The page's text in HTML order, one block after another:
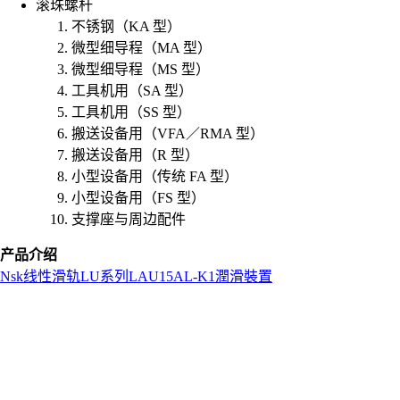
滚珠螺杆
不锈钢（KA 型）
微型细导程（MA 型）
微型细导程（MS 型）
工具机用（SA 型）
工具机用（SS 型）
搬送设备用（VFA／RMA 型）
搬送设备用（R 型）
小型设备用（传统 FA 型）
小型设备用（FS 型）
支撑座与周边配件
产品介绍
Nsk线性滑轨LU系列 LAU15AL-K1潤滑裝置